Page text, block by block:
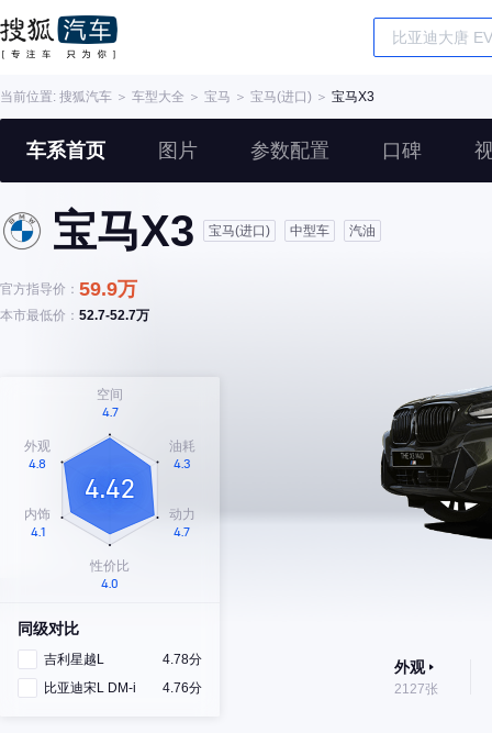
当前位置: 搜狐汽车 ＞ 车型大全 ＞ 宝马 ＞ 宝马(进口) ＞ 宝马X3
车系首页 图片 参数配置 口碑
宝马X3 宝马(进口) 中型车 汽油
官方指导价： 59.9万
本市最低价： 52.7-52.7万
同级对比
吉利星越L
4.78分
比亚迪宋L DM-i
4.76分
外观
2127张